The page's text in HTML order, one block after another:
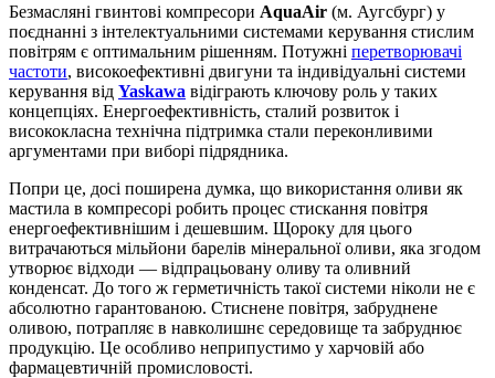
Безмасляні гвинтові компресори AquaAir (м. Аугсбург) у
поєднанні з інтелектуальними системами керування стислим
повітрям є оптимальним рішенням. Потужні перетворювачі
частоти, високоефективні двигуни та індивідуальні системи
керування від Yaskawa відіграють ключову роль у таких
концепціях. Енергоефективність, сталий розвиток і
висококласна технічна підтримка стали переконливими
аргументами при виборі підрядника.
Попри це, досі поширена думка, що використання оливи як
мастила в компресорі робить процес стискання повітря
енергоефективнішим і дешевшим. Щороку для цього
витрачаються мільйони барелів мінеральної оливи, яка згодом
утворює відходи — відпрацьовану оливу та оливний
конденсат. До того ж герметичність такої системи ніколи не є
абсолютно гарантованою. Стиснене повітря, забруднене
оливою, потрапляє в навколишнє середовище та забруднює
продукцію. Це особливо неприпустимо у харчовій або
фармацевтичній промисловості.